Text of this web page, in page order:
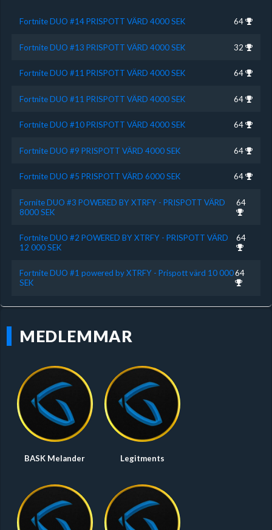
Fortnite DUO #14 PRISPOTT VÄRD 4000 SEK 64
Fortnite DUO #13 PRISPOTT VÄRD 4000 SEK 32
Fortnite DUO #11 PRISPOTT VÄRD 4000 SEK 64
Fortnite DUO #11 PRISPOTT VÄRD 4000 SEK 64
Fortnite DUO #10 PRISPOTT VÄRD 4000 SEK 64
Fortnite DUO #9 PRISPOTT VÄRD 4000 SEK 64
Fortnite DUO #5 PRISPOTT VÄRD 6000 SEK 64
Fornite DUO #3 POWERED BY XTRFY - PRISPOTT VÄRD
8000 SEK
64
Fortnite DUO #2 POWERED BY XTRFY - PRISPOTT VÄRD
12 000 SEK
64
Fortnite DUO #1 powered by XTRFY - Prispott värd 10 000
SEK
64
MEDLEMMAR
BASK Melander Legitments